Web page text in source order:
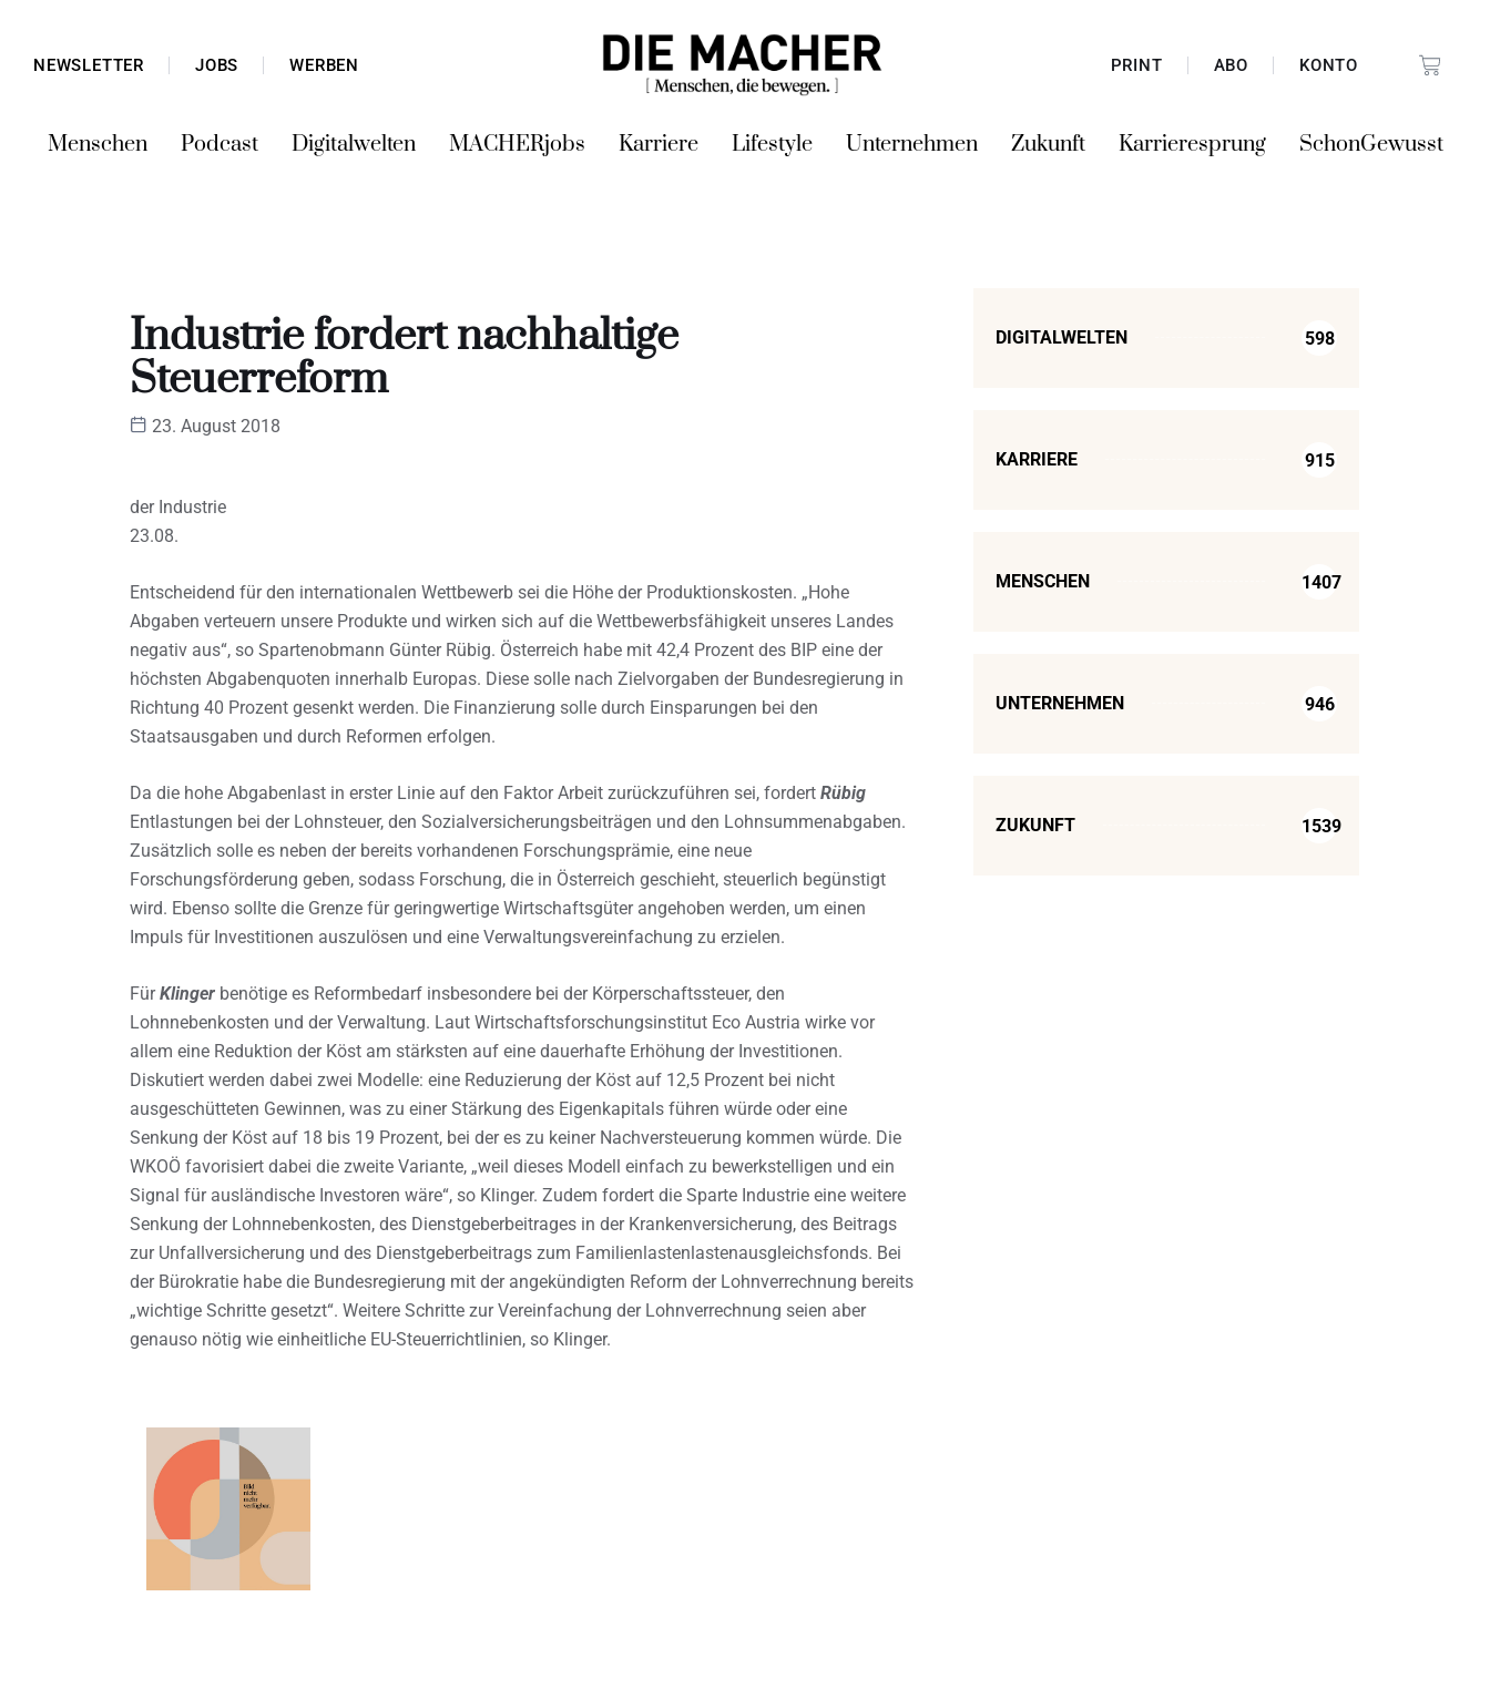
NEWSLETTER JOBS WERBEN PRINT ABO KONTO
Menschen Podcast Digitalwelten MACHERjobs Karriere Lifestyle Unternehmen Zukunft Karrieresprung SchonGewusst
Industrie fordert nachhaltige
Steuerreform
23. August 2018
der Industrie
23.08.
Entscheidend für den internationalen Wettbewerb sei die Höhe der Produktionskosten. „Hohe
Abgaben verteuern unsere Produkte und wirken sich auf die Wettbewerbsfähigkeit unseres Landes
negativ aus“, so Spartenobmann Günter Rübig. Österreich habe mit 42,4 Prozent des BIP eine der
höchsten Abgabenquoten innerhalb Europas. Diese solle nach Zielvorgaben der Bundesregierung in
Richtung 40 Prozent gesenkt werden. Die Finanzierung solle durch Einsparungen bei den
Staatsausgaben und durch Reformen erfolgen.
Da die hohe Abgabenlast in erster Linie auf den Faktor Arbeit zurückzuführen sei, fordert Rübig
Entlastungen bei der Lohnsteuer, den Sozialversicherungsbeiträgen und den Lohnsummenabgaben.
Zusätzlich solle es neben der bereits vorhandenen Forschungsprämie, eine neue
Forschungsförderung geben, sodass Forschung, die in Österreich geschieht, steuerlich begünstigt
wird. Ebenso sollte die Grenze für geringwertige Wirtschaftsgüter angehoben werden, um einen
Impuls für Investitionen auszulösen und eine Verwaltungsvereinfachung zu erzielen.
FürKlinger benötige es Reformbedarf insbesondere bei der Körperschaftssteuer, den
Lohnnebenkosten und der Verwaltung. Laut Wirtschaftsforschungsinstitut Eco Austria wirke vor
allem eine Reduktion der Köst am stärksten auf eine dauerhafte Erhöhung der Investitionen.
Diskutiert werden dabei zwei Modelle: eine Reduzierung der Köst auf 12,5 Prozent bei nicht
ausgeschütteten Gewinnen, was zu einer Stärkung des Eigenkapitals führen würde oder eine
Senkung der Köst auf 18 bis 19 Prozent, bei der es zu keiner Nachversteuerung kommen würde. Die
WKOÖ favorisiert dabei die zweite Variante, „weil dieses Modell einfach zu bewerkstelligen und ein
Signal für ausländische Investoren wäre“, so Klinger. Zudem fordert die Sparte Industrie eine weitere
Senkung der Lohnnebenkosten, des Dienstgeberbeitrages in der Krankenversicherung, des Beitrags
zur Unfallversicherung und des Dienstgeberbeitrags zum Familienlastenlastenausgleichsfonds. Bei
der Bürokratie habe die Bundesregierung mit der angekündigten Reform der Lohnverrechnung bereits
„wichtige Schritte gesetzt“. Weitere Schritte zur Vereinfachung der Lohnverrechnung seien aber
genauso nötig wie einheitliche EU-Steuerrichtlinien, so Klinger.
DIGITALWELTEN 598
KARRIERE 915
MENSCHEN 1407
UNTERNEHMEN 946
ZUKUNFT 1539